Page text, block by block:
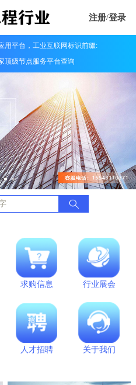
注册/登录
用平台，工业互联网标识前缀:
顶级节点服务平台查询
求购信息 行业展会
人才招聘 关于我们